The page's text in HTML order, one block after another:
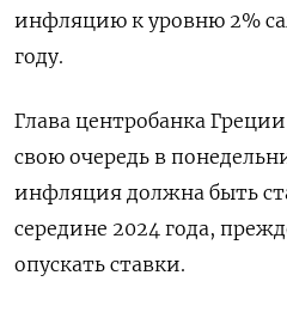
инфляцию к уровню 2%
году.
Глава центробанка
свою очередь в
инфляция должна быть
середине 2024 года,
опускать ставки.